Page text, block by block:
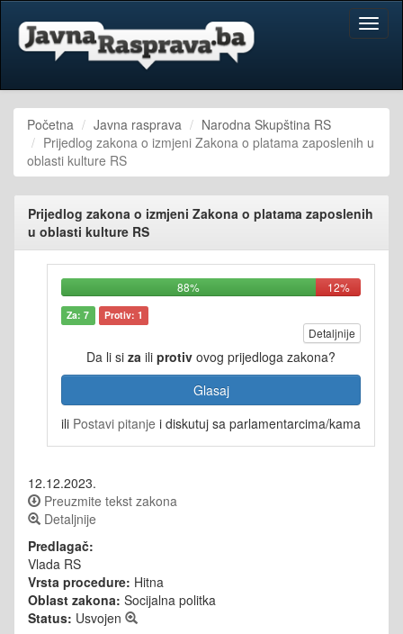
Početna Javna rasprava
Narodna Skupština RS
Prijedlog zakona o izmjeni Zakona o platama zaposlenih u
oblasti kulture RS
Prijedlog zakona o izmjeni Zakona o platama zaposlenih
u oblasti kulture RS
88% 12%
Za: 7 Protiv: 1
Detaljnije
Da li si za ili protiv ovog prijedloga zakona?
Glasaj
ili Postavi pitanje i diskutuj sa parlamentarcima/kama
12.12.2023.
Preuzmite tekst zakona
Detaljnije
Predlagač:
Vlada RS
Vrsta procedure: Hitna
Oblast zakona: Socijalna politka
Status: Usvojen